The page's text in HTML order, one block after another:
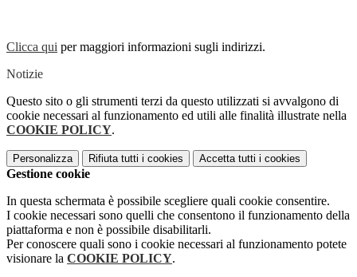
Clicca qui per maggiori informazioni sugli indirizzi.
Notizie
Questo sito o gli strumenti terzi da questo utilizzati si avvalgono di
cookie necessari al funzionamento ed utili alle finalità illustrate nella
COOKIE POLICY.
Personalizza Rifiuta tutti i cookies Accetta tutti i cookies
Gestione cookie
In questa schermata è possibile scegliere quali cookie consentire.
I cookie necessari sono quelli che consentono il funzionamento della
piattaforma e non è possibile disabilitarli.
Per conoscere quali sono i cookie necessari al funzionamento potete
visionare la COOKIE POLICY.